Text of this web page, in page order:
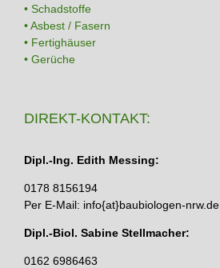
• Schadstoffe
• Asbest / Fasern
• Fertighäuser
• Gerüche
DIREKT-KONTAKT:
Dipl.-Ing. Edith Messing:
0178 8156194
Per E-Mail: info{at}baubiologen-nrw.de
Dipl.-Biol. Sabine Stellmacher:
0162 6986463